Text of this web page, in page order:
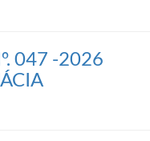
047 -2026